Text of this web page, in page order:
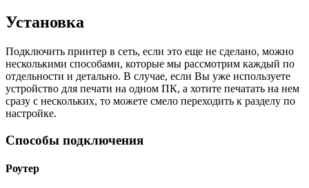
Установка
Подключить принтер в сеть, если это еще не сделано, можно
несколькими способами, которые мы рассмотрим каждый по
отдельности и детально. В случае, если Вы уже используете
устройство для печати на одном ПК, а хотите печатать на нем
сразу с нескольких, то можете смело переходить к разделу по
настройке.
Способы подключения
Роутер